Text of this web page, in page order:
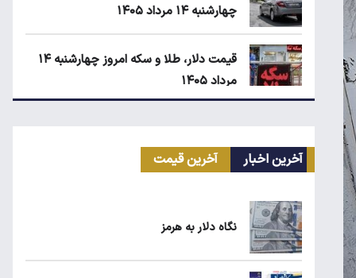
چهارشنبه ۱۴ مرداد ۱۴۰۵
قیمت دلار، طلا و سکه امروز چهارشنبه ۱۴
مرداد ۱۴۰۵
تا پاییز
عدالت چیست؟
آخرین اخبار آخرین قیمت
نگاه دلار به هرمز